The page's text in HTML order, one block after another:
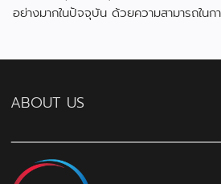
อย่างมากในปัจจุบัน ด้วยความสามารถในก
ABOUT US